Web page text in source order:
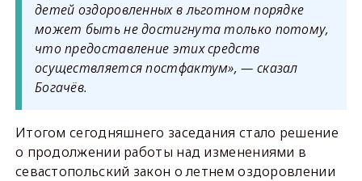
детей оздоровленных в льготном порядке
может быть не достигнута только потому,
что предоставление этих средств
осуществляется постфактум», — сказал
Богачёв.
Итогом сегодняшнего заседания стало решение
о продолжении работы над изменениями в
севастопольский закон о летнем оздоровлении